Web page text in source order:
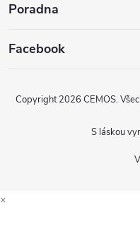
Poradna
Facebook
Copyright 2026 CEMOS.
S láskou
×